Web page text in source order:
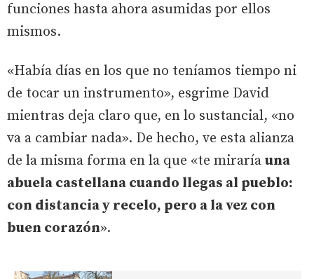
funciones hasta ahora asumidas por ellos
mismos.
«Había días en los que no teníamos tiempo ni
de tocar un instrumento», esgrime David
mientras deja claro que, en lo sustancial, «no
va a cambiar nada». De hecho, ve esta alianza
de la misma forma en la que «te miraría una
abuela castellana cuando llegas al pueblo:
con distancia y recelo, pero a la vez con
buen corazón».